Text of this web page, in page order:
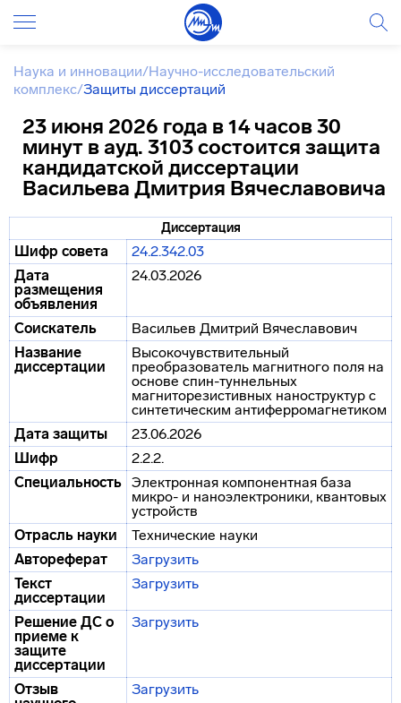
Наука и инновации/Научно-исследовательский
комплекс/Защиты диссертаций
23 июня 2026 года в 14 часов 30
минут в ауд. 3103 состоится защита
кандидатской диссертации
Васильева Дмитрия Вячеславовича
Диссертация
Шифр совета
24.2.342.03
Дата
размещения
объявления
24.03.2026
Соискатель
Васильев Дмитрий Вячеславович
Название
диссертации
Высокочувствительный
преобразователь магнитного поля на
основе спин-туннельных
магниторезистивных наноструктур с
синтетическим антиферромагнетиком
Дата защиты
23.06.2026
Шифр
2.2.2.
Специальность Электронная компонентная база
микро- и наноэлектроники, квантовых
устройств
Отрасль науки
Технические науки
Автореферат
Загрузить
Текст
диссертации
Загрузить
Решение ДС о
приеме к
защите
диссертации
Загрузить
Отзыв
Загрузить